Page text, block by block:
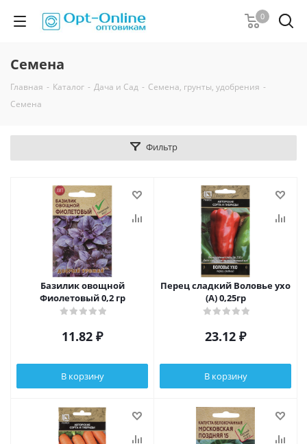
0
Семена
Главная - Каталог - Дача и Сад - Семена, грунты, удобрения -
Семена
Фильтр
Базилик овощной
Фиолетовый 0,2 гр
11.82 ₽
В корзину
Перец сладкий Воловье ухо
(А) 0,25гр
23.12 ₽
В корзину